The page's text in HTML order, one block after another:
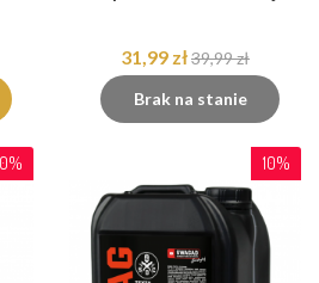
31,99 zł39,99 zł
Brak na stanie
10%